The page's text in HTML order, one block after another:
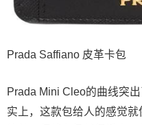
Prada Saffiano 皮革卡包
Prada Mini Cleo的曲线突
实上，这款包给人的感觉